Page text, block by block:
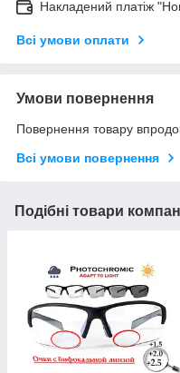
Накладений платіж
Всі умови оплати
Умови повернення
Повернення товару
Всі умови повернення
Подібні товари